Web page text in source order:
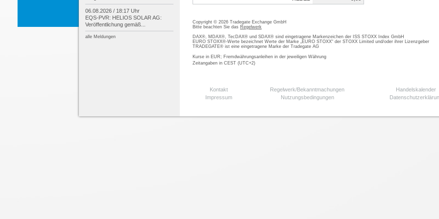
Copyright © 2026 Tradegate Exchange GmbH
Bitte beachten Sie das Regelwerk
DAX®, MDAX®, TecDAX® und SDAX® sind eingetragene Markenzeichen der ISS STOXX Index GmbH
EURO STOXX®-Werte bezeichnet Werte der Marke „EURO STOXX“ der STOXX Limited und/oder ihrer Lizenzgeber
TRADEGATE® ist eine eingetragene Marke der Tradegate AG
Kurse in EUR; Fremdwährungsanleihen in der jeweiligen Währung
Zeitangaben in CEST (UTC+2)
Kontakt Regelwerk/Bekanntmachungen
Handelskalender
Impressum
Nutzungsbedingungen
06.08.2026 / 18:17 Uhr
EQS-PVR: HELIOS SOLAR AG:
Veröffentlichung gemäß...
alle Meldungen